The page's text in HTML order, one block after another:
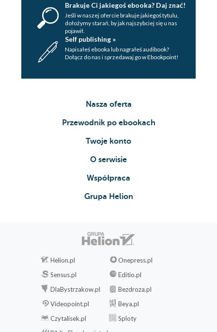
Brakuje Ci jakiegoś ebooka? Daj znać!
Jeśli w naszej ofercie brakuje jakiegoś tytulu,
dołożymy starań, by jak najszybciej się u nas
pojawił.
Self publishing »
Napisałeś ebooka lub nagrałeś audibook?
Dołącz do nas i sprzedawaj go w Ebookpoint!
Nasza oferta
Przewodnik po ebookach
Twoje konto
O serwisie
Współpraca
Grupa Helion
Helion.pl
Onepress.pl
Sensus.pl
Editio.pl
DlaBystrzakow.pl
Bezdroza.pl
Videopoint.pl
Beya.pl
Czytalisek.pl
Sploty